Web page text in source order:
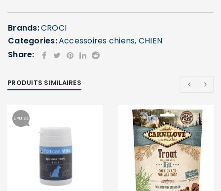
Brands:CROCI
Categories:Accessoires chiens, CHIEN
Share:
PRODUITS SIMILAIRES
EPUISÉ